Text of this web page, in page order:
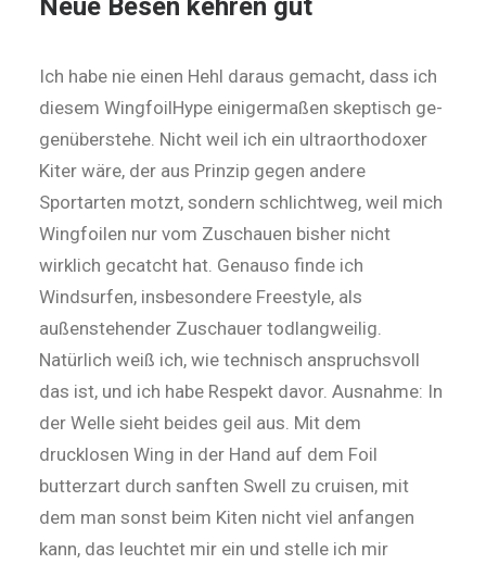
Neue Besen kehren gut
Ich habe nie einen Hehl daraus ge­macht, dass ich
diesem Wing­foil­­Hype einigermaßen skeptisch ge­­
gen­­überstehe. Nicht weil ich ein ultra­orthodoxer
Kiter wäre, der aus Prin­zip gegen andere
Sportarten motzt, sondern schlichtweg, weil mich
Wingfoilen nur vom Zuschauen bisher nicht
wirklich gecatcht hat. Genauso finde ich
Windsurfen, insbesondere Freestyle, als
außenstehender Zuschauer todlangweilig.
Natürlich weiß ich, wie technisch anspruchsvoll
das ist, und ich habe Respekt davor. Ausnahme: In
der Wel­­le sieht beides geil aus. Mit dem
drucklosen Wing in der Hand auf dem Foil
butterzart durch sanften Swell zu cruisen, mit
dem man sonst beim Kiten nicht viel anfan­gen
kann, das leuchtet mir ein und stelle ich mir